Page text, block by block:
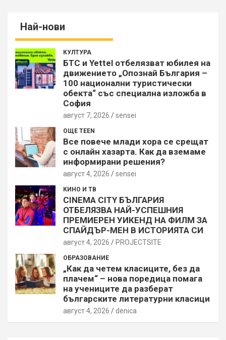
Най-нови
КУЛТУРА
БТС и Yettel отбелязват юбилея на
движението „Опознай България –
100 национални туристически
обекта“ със специална изложба в
София
август 7, 2026 sensei
ОЩЕ TEEN
Все повече млади хора се срещат
с онлайн хазарта. Как да вземаме
информирани решения?
август 4, 2026 sensei
КИНО И ТВ
CINEMA CITY БЪЛГАРИЯ
ОТБЕЛЯЗВА НАЙ-УСПЕШНИЯ
ПРЕМИЕРЕН УИКЕНД НА ФИЛМ ЗА
СПАЙДЪР-МЕН В ИСТОРИЯТА СИ
август 4, 2026 PROJECTSITЕ
ОБРАЗОВАНИЕ
„Как да четем класиците, без да
плачем“ – нова поредица помага
на учениците да разберат
българските литературни класици
август 4, 2026 denica